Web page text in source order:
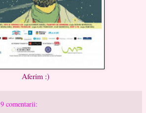
Aferim :)
9 comentarii: